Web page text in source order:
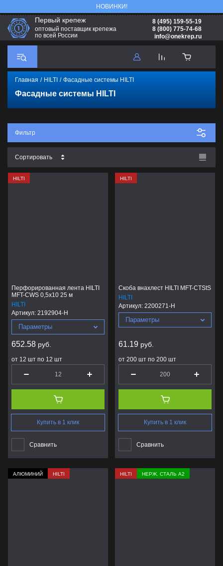
НОВИНКИ!
Первый крепеж
оптовый поставщик крепежа
по всей России
8 (495) 159-55-19
8 (800) 775-74-68
info@onekrep.ru
Главная / HILTI / Фасадные системы HILTI
Фасадные системы HILTI
Фильтр
Сортировать
HILTI
Перфорированная лента HILTI
MFT-CWS 0,5x10 25 м
HILTI
Артикул: 2192904-H
Параметры
652.58 руб.
от 12 шт по 12 шт
Купить в 1 клик
Сравнить
HILTI
Скоба внахлест HILTI MFT-CTStS
HILTI
Артикул: 2200271-H
Параметры
61.19 руб.
от 200 шт по 200 шт
Купить в 1 клик
Сравнить
АЛЮМИНИЙ HILTI HILTI НЕРЖ. СТАЛЬ А2